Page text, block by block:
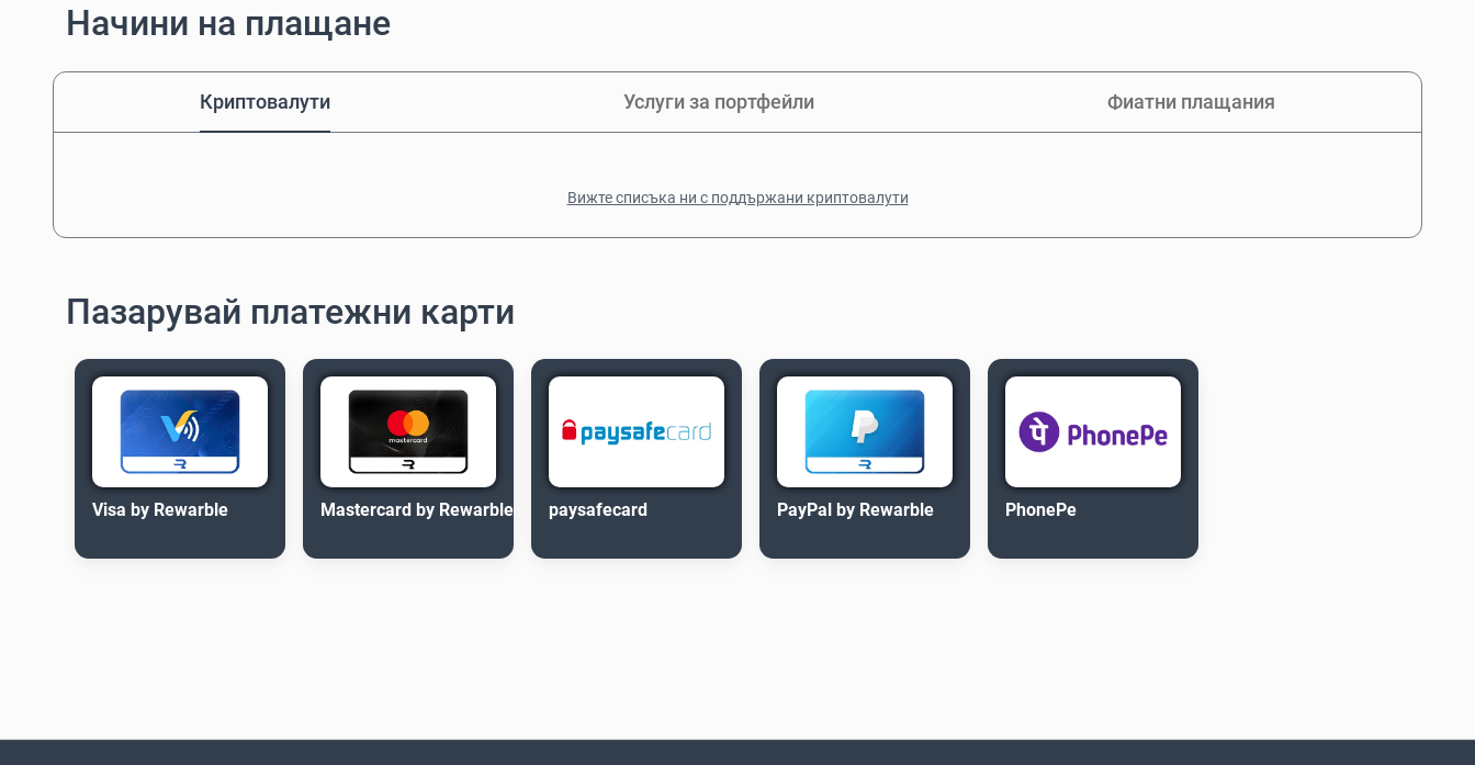
Начини на плащане
Криптовалути Услуги за портфейли Фиатни плащания
Вижте списъка ни с поддържани криптовалути
Пазарувай платежни карти
Visa by Rewarble Mastercard by Rewarble paysafecard PayPal by Rewarble PhonePe